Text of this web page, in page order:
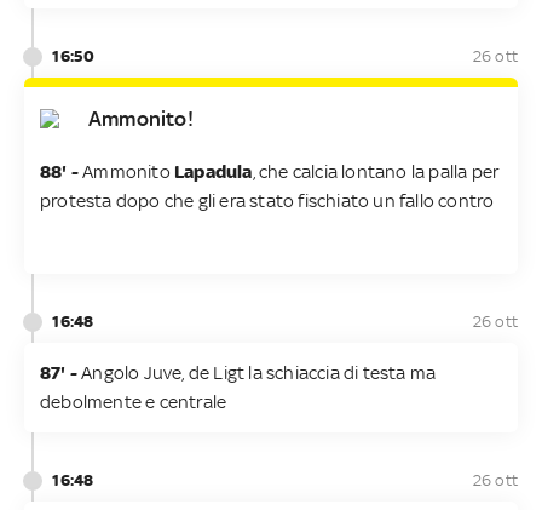
16:50 26 ott
Ammonito!
88' -Ammonito Lapadula , che calcia lontano la palla per
protesta dopo che gli era stato fischiato un fallo contro
16:48 26 ott
87' -Angolo Juve, de Ligt la schiaccia di testa ma
debolmente e centrale
16:48 26 ott